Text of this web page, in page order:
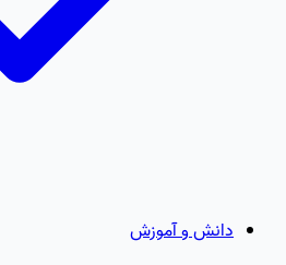
دانش و آموزش